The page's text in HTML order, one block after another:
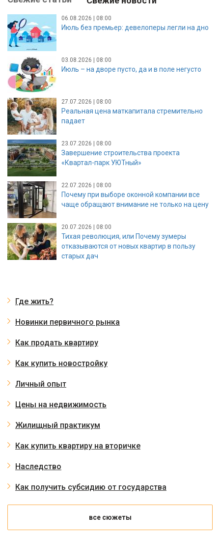
06.08.2026 | 08:00
Июль без премьер: девелоперы легли на дно
03.08.2026 | 08:00
Июль – на дворе пусто, да и в поле негусто
27.07.2026 | 08:00
Реальная цена маткапитала стремительно
падает
23.07.2026 | 08:00
Завершение строительства проекта
«Квартал-парк УЮТный»
22.07.2026 | 08:00
Почему при выборе оконной компании все
чаще обращают внимание не только на цену
20.07.2026 | 08:00
Тихая революция, или Почему зумеры
отказываются от новых квартир в пользу
старых дач
Где жить?
Новинки первичного рынка
Как продать квартиру
Как купить новостройку
Личный опыт
Цены на недвижимость
Жилищный практикум
Как купить квартиру на вторичке
Наследство
Как получить субсидию от государства
все сюжеты